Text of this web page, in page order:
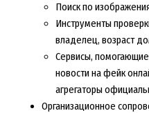
Поиск по
Инструменты
владелец, возраст
Сервисы, помогающие
новости на фейк
агрегаторы
Организационное